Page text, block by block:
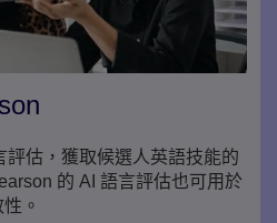
評估，獲取候選人英語技能的
的 AI 語言評估也可用於
。